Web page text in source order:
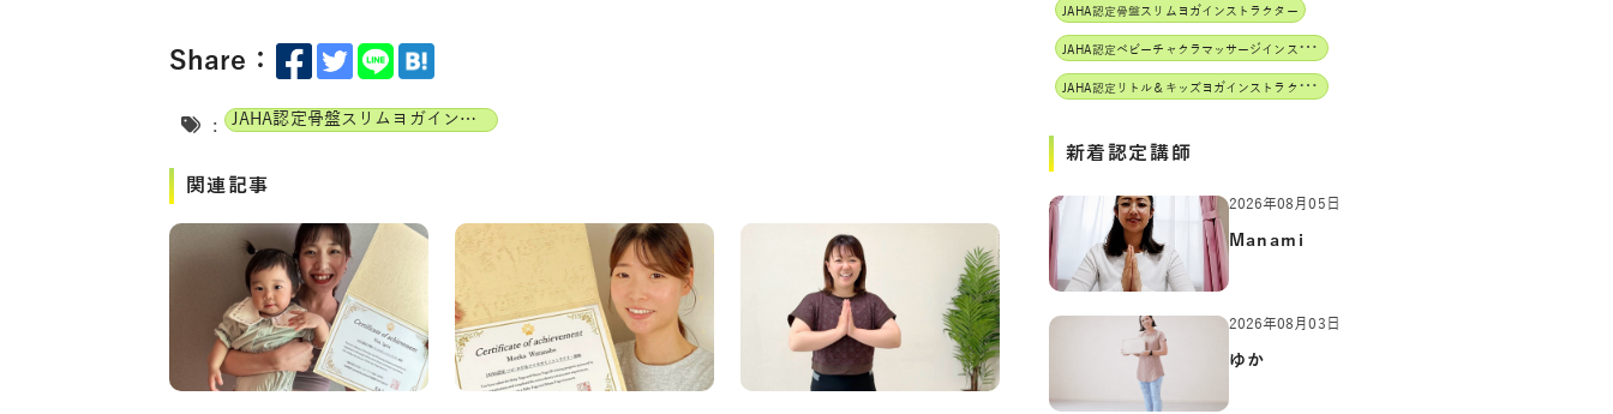
Share：
: JAHA認定骨盤スリムヨガインストラクター
関連記事
JAHA認定骨盤スリムヨガインストラクター
J
AHA認定ベビーチャクラマッサージインストラクター
J
AHA認定リトル＆キッズヨガインストラクター
新着認定講師
2026年08月05日
Manami
2026年08月03日
ゆか